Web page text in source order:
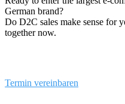
German brand?
Do D2C sales make sense for
together now.
Termin vereinbaren